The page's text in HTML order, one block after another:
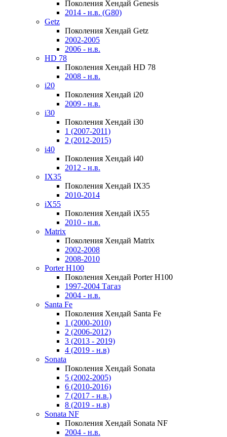
Поколения Хендай Genesis
2014 - н.в. (G80)
Getz
Поколения Хендай Getz
2002-2005
2006 - н.в.
HD 78
Поколения Хендай HD 78
2008 - н.в.
i20
Поколения Хендай i20
2009 - н.в.
i30
Поколения Хендай i30
1 (2007-2011)
2 (2012-2015)
i40
Поколения Хендай i40
2012 - н.в.
IX35
Поколения Хендай IX35
2010-2014
iX55
Поколения Хендай iX55
2010 - н.в.
Matrix
Поколения Хендай Matrix
2002-2008
2008-2010
Porter H100
Поколения Хендай Porter H100
1997-2004 Тагаз
2004 - н.в.
Santa Fe
Поколения Хендай Santa Fe
1 (2000-2010)
2 (2006-2012)
3 (2013 - 2019)
4 (2019 - н.в)
Sonata
Поколения Хендай Sonata
5 (2002-2005)
6 (2010-2016)
7 (2017 - н.в.)
8 (2019 - н.в)
Sonata NF
Поколения Хендай Sonata NF
2004 - н.в.